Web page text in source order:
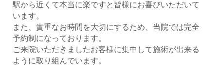
駅から近くて本当に楽ですと皆様にお喜びいただいて
います。
また、貴重なお時間を大切にするため、当院では完全
予約制になっております。
ご来院いただきましたお客様に集中して施術が出来る
ように取り組んでいます。